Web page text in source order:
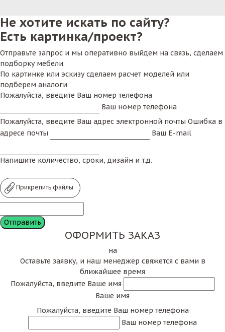
Не хотите искать по сайту?
Есть картинка/проект?
Отправьте запрос и мы оперативно выйдем на связь, сделаем
подборку мебели.
По картинке или эскизу сделаем расчет моделей или
подберем аналоги
Пожалуйста, введите Ваш номер телефона
Ваш номер телефона
Пожалуйста, введите Ваш адрес электронной почты Ошибка в
адресе почты
Ваш E-mail
Напишите количество, сроки, дизайн и т.д.
Прикрепить файлы
ОФОРМИТЬ ЗАКАЗ
на
Оставьте заявку, и наш менеджер свяжется с вами в
ближайшее время
Пожалуйста, введите Ваше имя
Ваше имя
Пожалуйста, введите Ваш номер телефона
Ваш номер телефона